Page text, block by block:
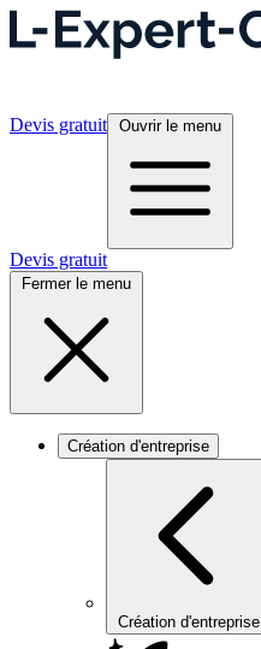
Devis gratuit Ouvrir le menu
Devis gratuit
Fermer le menu
Création d'entreprise
Création d'entreprise